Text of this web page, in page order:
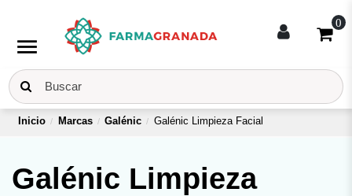
menu
0
Inicio Marcas Galénic Galénic Limpieza Facial
Galénic Limpieza